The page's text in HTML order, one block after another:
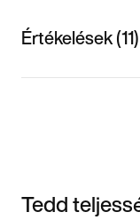
Értékelések (11)
Tedd